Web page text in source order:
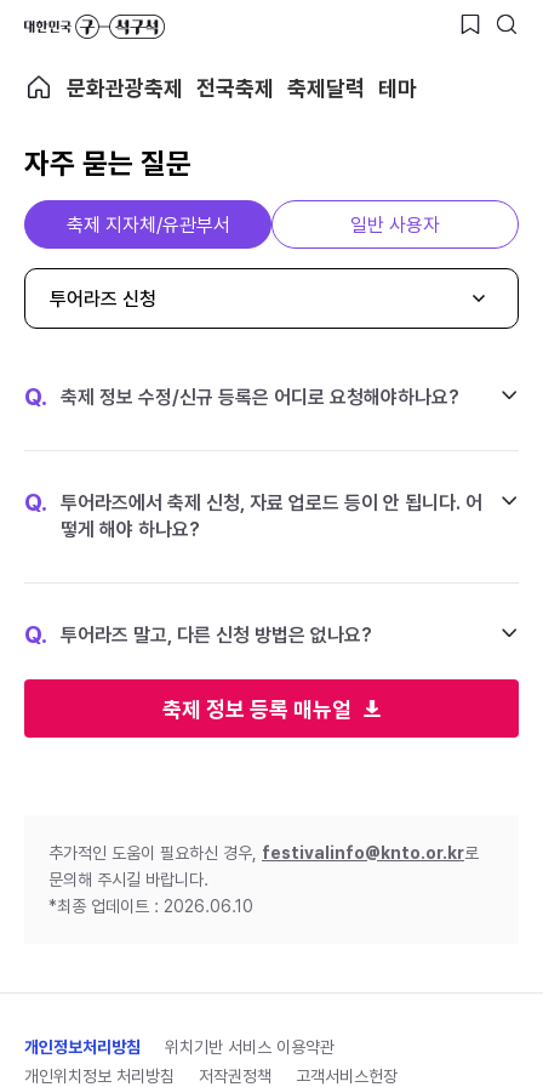
문화관광축제 전국축제 축제달력 테마
자주 묻는 질문
축제 정보 등록 매뉴얼
축제 지자체/유관부서 일반 사용자
투어라즈 신청
Q. 축제 정보 수정/신규 등록은 어디로 요청해야하나요?
Q.
투어라즈에서 축제 신청, 자료 업로드 등이 안 됩니다. 어
떻게 해야 하나요?
Q. 투어라즈 말고, 다른 신청 방법은 없나요?
추가적인 도움이 필요하신 경우, festivalinfo@knto.or.kr로
문의해 주시길 바랍니다.
*최종 업데이트 : 2026.06.10
개인정보처리방침
위치기반 서비스 이용약관
개인위치정보 처리방침
저작권정책 고객서비스헌장